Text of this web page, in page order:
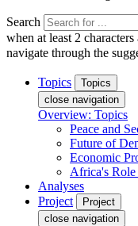
Search
when at least 2
navigate through the
Topics
Topics
close navigation
Overview: Topics
Peace and
Future of
Economic
Africa's
Analyses
Project
Project
close navigation